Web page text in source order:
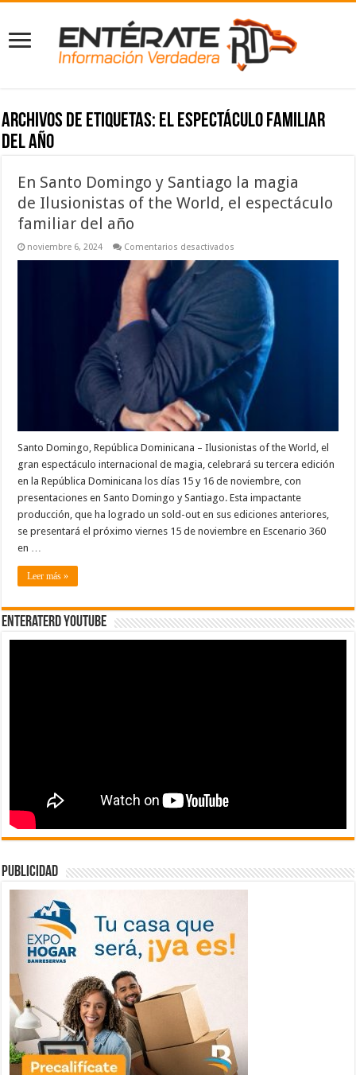
Archivos de etiquetas: el espectáculo familiar
del año
En Santo Domingo y Santiago la magia
de Ilusionistas of the World, el espectáculo
familiar del año
noviembre 6, 2024 Comentarios desactivados
Santo
Domingo
Santiago
de Ilusionistas
the
World,
espectáculo
familiar
del
año
Santo Domingo, República Dominicana – Ilusionistas of the World, el
gran espectáculo internacional de magia, celebrará su tercera edición
en la República Dominicana los días 15 y 16 de noviembre, con
presentaciones en Santo Domingo y Santiago. Esta impactante
producción, que ha logrado un sold-out en sus ediciones anteriores,
se presentará el próximo viernes 15 de noviembre en Escenario 360
en …
Leer más »
EnterateRD YOUTUBE
publicidad